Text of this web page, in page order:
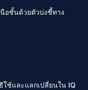
อชั้นด้วยตัวบ่งชี้ทาง
ใช้และแลกเปลี่ยนใน IQ